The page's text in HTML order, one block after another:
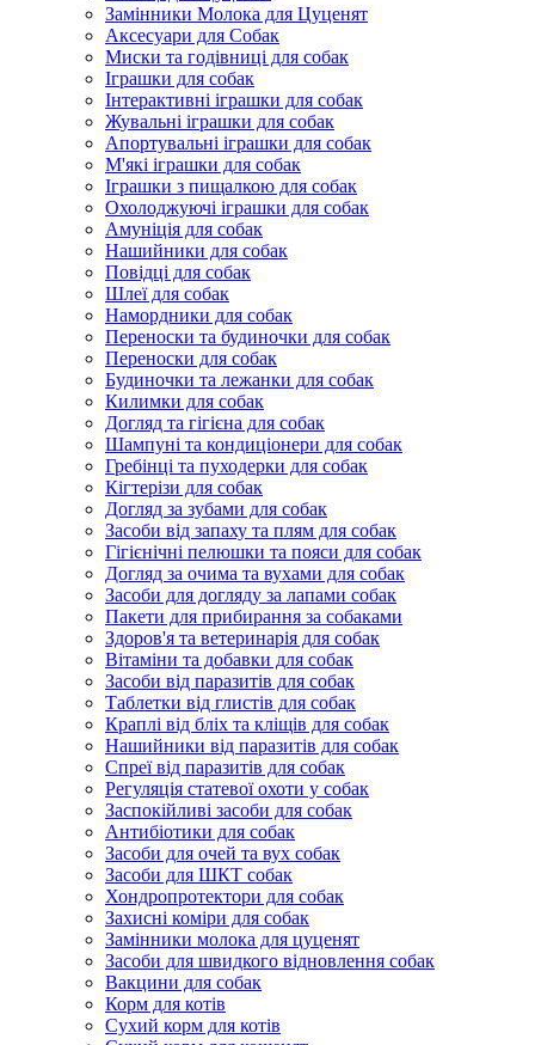
Замінники Молока для Цуценят
Аксесуари для Собак
Миски та годівниці для собак
Іграшки для собак
Інтерактивні іграшки для собак
Жувальні іграшки для собак
Апортувальні іграшки для собак
М'які іграшки для собак
Іграшки з пищалкою для собак
Охолоджуючі іграшки для собак
Амуніція для собак
Нашийники для собак
Повідці для собак
Шлеї для собак
Намордники для собак
Переноски та будиночки для собак
Переноски для собак
Будиночки та лежанки для собак
Килимки для собак
Догляд та гігієна для собак
Шампуні та кондиціонери для собак
Гребінці та пуходерки для собак
Кігтерізи для собак
Догляд за зубами для собак
Засоби від запаху та плям для собак
Гігієнічні пелюшки та пояси для собак
Догляд за очима та вухами для собак
Засоби для догляду за лапами собак
Пакети для прибирання за собаками
Здоров'я та ветеринарія для собак
Вітаміни та добавки для собак
Засоби від паразитів для собак
Таблетки від глистів для собак
Краплі від бліх та кліщів для собак
Нашийники від паразитів для собак
Спреї від паразитів для собак
Регуляція статевої охоти у собак
Заспокійливі засоби для собак
Антибіотики для собак
Засоби для очей та вух собак
Засоби для ШКТ собак
Хондропротектори для собак
Захисні коміри для собак
Замінники молока для цуценят
Засоби для швидкого відновлення собак
Вакцини для собак
Корм для котів
Сухий корм для котів